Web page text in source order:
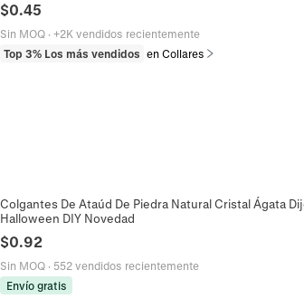
$0.45
Sin MOQ · +2K vendidos recientemente
Top 3% Los más vendidos en Collares
Colgantes De Ataúd De Piedra Natural Cristal Ágata
Halloween DIY Novedad
$0.92
Sin MOQ · 552 vendidos recientemente
Envío gratis